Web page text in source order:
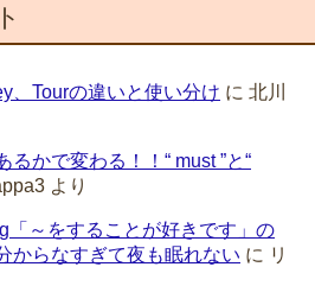
、Tourの違いと使い分け に 北川
かで変わる！！“ must ”と“
より
「～をすることが好きです」の
からなすぎて夜も眠れない に リ